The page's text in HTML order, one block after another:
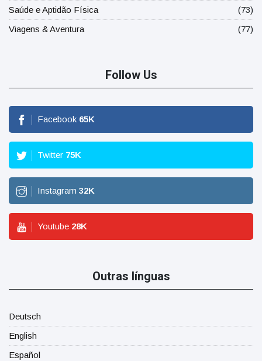
Saúde e Aptidão Física
(73)
Viagens & Aventura
(77)
Follow Us
Facebook 65K
Twitter 75K
Instagram 32K
Youtube 28K
Outras línguas
Deutsch
English
Español